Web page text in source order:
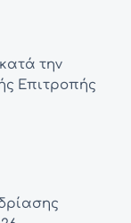
την
Επιτροπής